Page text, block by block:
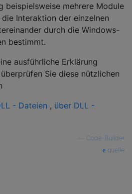
beispielsweise mehrere Module
Interaktion der einzelnen
durch die Windows-
bestimmt.
ausführliche Erklärung
Sie diese nützlichen
- Dateien , über DLL -
Code-Builder
quelle